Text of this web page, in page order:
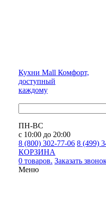
Кухни Mall Комфорт,
доступный
каждому
ПН-ВС
с 10:00 до 20:00
8 (800) 302-77-06 8 (499)
КОРЗИНА
0 товаров. Заказать
Меню